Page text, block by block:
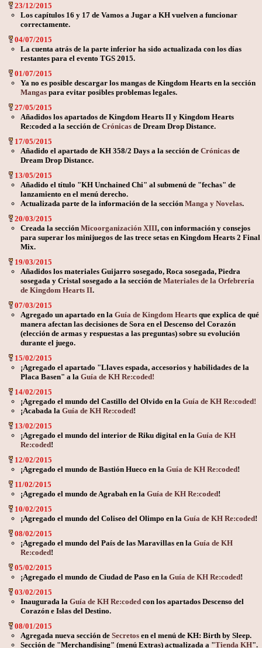
23/12/2015
Los capítulos 16 y 17 de Vamos a Jugar a KH vuelven a funcionar
correctamente.
04/07/2015
La cuenta atrás de la parte inferior ha sido actualizada con los días
restantes para el evento TGS 2015.
01/07/2015
Ya no es posible descargar los mangas de Kingdom Hearts en la sección
Mangas para evitar posibles problemas legales.
27/05/2015
Añadidos los apartados de Kingdom Hearts II y Kingdom Hearts
Re:coded a la sección deCrónicas de Dream Drop Distance.
17/05/2015
Añadido el apartado de KH 358/2 Days a la sección deCrónicas de
Dream Drop Distance.
13/05/2015
Añadido el título "KH Unchained Chi" al submenú de "fechas" de
lanzamiento en el menú derecho.
Actualizada parte de la información de la secciónManga y Novelas.
20/03/2015
Creada la secciónMicoorganización XIII, con información y consejos
para superar los minijuegos de las trece setas en Kingdom Hearts 2 Final
Mix.
19/03/2015
Añadidos los materiales Guijarro sosegado, Roca sosegada, Piedra
sosegada y Cristal sosegado a la sección deMateriales de la Orfebrería
de Kingdom Hearts II.
07/03/2015
Agregado un apartado en laGuía de Kingdom Hearts que explica de qué
manera afectan las decisiones de Sora en el Descenso del Corazón
(elección de armas y respuestas a las preguntas) sobre su evolución
durante el juego.
15/02/2015
¡Agregado el apartado "Llaves espada, accesorios y habilidades de la
Placa Basen" a laGuía de KH Re:coded!
14/02/2015
¡Agregado el mundo del Castillo del Olvido en laGuía de KH Re:coded!
¡Acabada laGuía de KH Re:coded!
13/02/2015
¡Agregado el mundo del interior de Riku digital en laGuía de KH
Re:coded!
12/02/2015
¡Agregado el mundo de Bastión Hueco en laGuía de KH Re:coded!
11/02/2015
¡Agregado el mundo de Agrabah en laGuía de KH Re:coded!
10/02/2015
¡Agregado el mundo del Coliseo del Olimpo en laGuía de KH Re:coded!
08/02/2015
¡Agregado el mundo del País de las Maravillas en laGuía de KH
Re:coded!
05/02/2015
¡Agregado el mundo de Ciudad de Paso en laGuía de KH Re:coded!
03/02/2015
Inaugurada laGuía de KH Re:coded con los apartados Descenso del
Corazón e Islas del Destino.
08/01/2015
Agregada nueva sección deSecretos en el menú de KH: Birth by Sleep.
Sección de "Merchandising" (menú Extras) actualizada a "Tienda KH".